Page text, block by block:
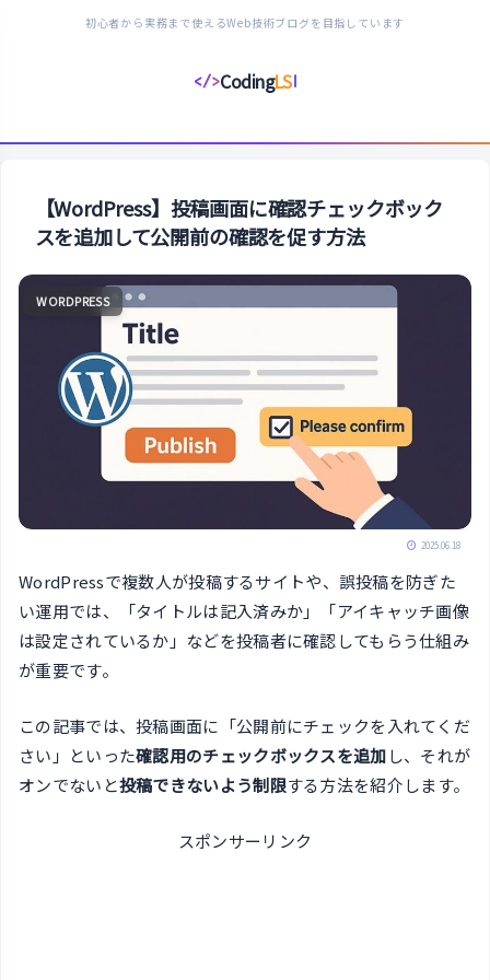
初心者から実務まで使えるWeb技術ブログを目指しています
</>CodingLS
コ
デ
ン
グ
イ
フ
タ
イ
【WordPress】投稿画面に確認チェックボック
スを追加して公開前の確認を促す方法
WORDPRESS
2025.06.18
WordPressで複数人が投稿するサイトや、誤投稿を防ぎた
い運用では、「タイトルは記入済みか」「アイキャッチ画像
は設定されているか」などを投稿者に確認してもらう仕組み
が重要です。
この記事では、投稿画面に「公開前にチェックを入れてくだ
さい」といった確認用のチェックボックスを追加し、それが
オンでないと投稿できないよう制限する方法を紹介します。
スポンサーリンク